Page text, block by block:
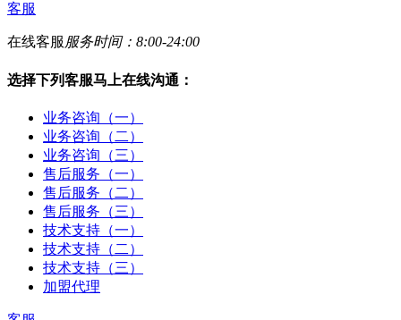
客服
在线客服服务时间：8:00-24:00
选择下列客服马上在线沟通：
业务咨询（一）
业务咨询（二）
业务咨询（三）
售后服务（一）
售后服务（二）
售后服务（三）
技术支持（一）
技术支持（二）
技术支持（三）
加盟代理